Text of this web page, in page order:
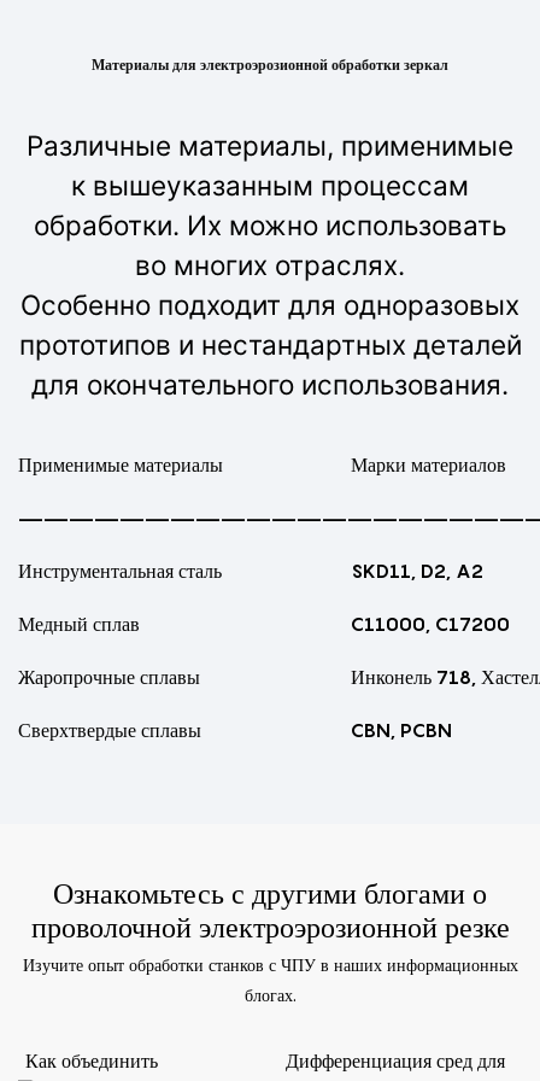
Материалы для электроэрозионной обработки зеркал
Различные материалы, применимые
к вышеуказанным процессам
обработки. Их можно использовать
во многих отраслях.
Особенно подходит для одноразовых
прототипов и нестандартных деталей
для окончательного использования.
Применимые материалы Марки материалов
Инструментальная сталь SKD11, D2, A2
Медный сплав C11000, C17200
Жаропрочные сплавы Инконель 718,
Сверхтвердые сплавы CBN, PCBN
Ознакомьтесь с другими блогами о
проволочной электроэрозионной резке
Изучите опыт обработки станков с ЧПУ в наших информационных
блогах.
Как объединить
Дифференциация сред для